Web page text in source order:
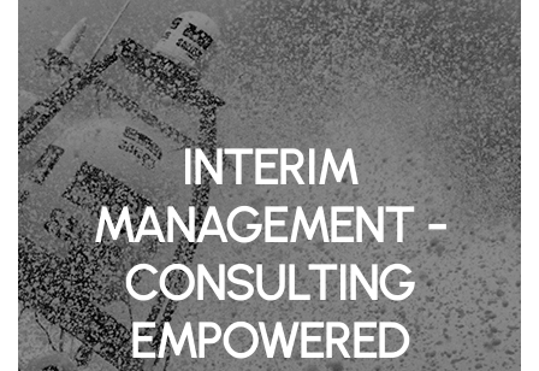
INTERIM
MANAGEMENT -
CONSULTING
EMPOWERED